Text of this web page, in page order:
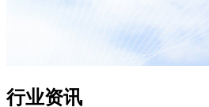
行业资讯